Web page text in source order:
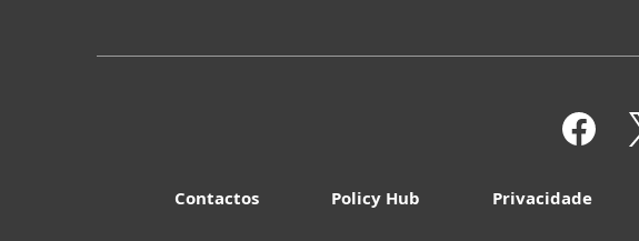
Contactos Policy Hub Privacidade